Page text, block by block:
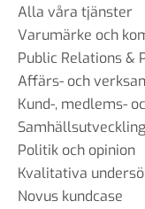
Alla våra tjänster
Varumärke och
Public Relations &
Affärs- och
Kund-, medlems-
Samhällsutveckling
Politik och opinion
Kvalitativa
Novus kundcase